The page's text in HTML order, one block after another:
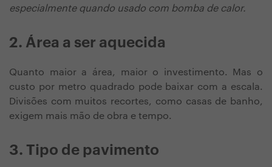
especialmente quando usado com bomba de calor.
2. Área a ser aquecida
Quanto maior a área, maior o investimento. Mas o
custo por metro quadrado pode baixar com a escala.
Divisões com muitos recortes, como casas de banho,
exigem mais mão de obra e tempo.
3. Tipo de pavimento